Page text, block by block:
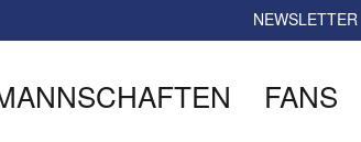
NEWSLETTER
FANS